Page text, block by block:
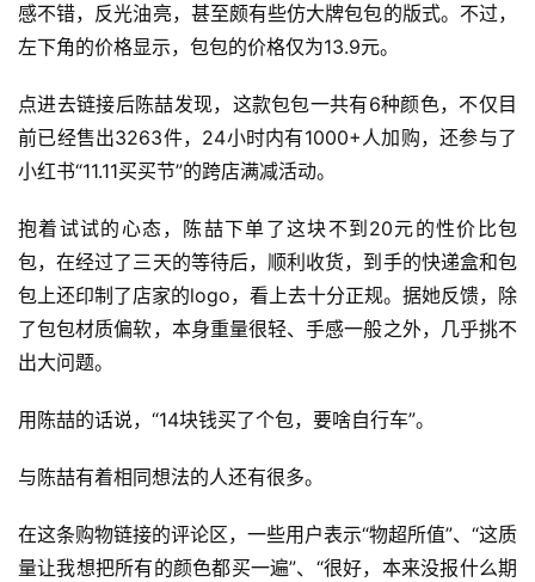
感不错，反光油亮，甚至颇有些仿大牌包包的版式。不过，
左下角的价格显示，包包的价格仅为13.9元。
点进去链接后陈喆发现，这款包包一共有6种颜色，不仅目
前已经售出3263件，24小时内有1000+人加购，还参与了
小红书“11.11买买节”的跨店满减活动。
抱着试试的心态，陈喆下单了这块不到20元的性价比包
包，在经过了三天的等待后，顺利收货，到手的快递盒和包
包上还印制了店家的logo，看上去十分正规。据她反馈，除
了包包材质偏软，本身重量很轻、手感一般之外，几乎挑不
出大问题。
用陈喆的话说，“14块钱买了个包，要啥自行车”。
与陈喆有着相同想法的人还有很多。
在这条购物链接的评论区，一些用户表示“物超所值”、“这质
量让我想把所有的颜色都买一遍”、“很好，本来没报什么期